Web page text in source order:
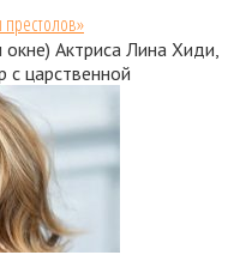
престолов»
Актриса Лина Хиди,
с царственной